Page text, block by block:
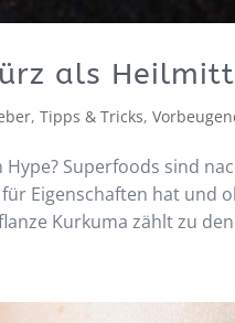
als
,Tipps & Tricks,
Superfoods sind
Eigenschaften hat und
Kurkuma zählt zu